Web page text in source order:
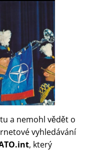
a nemohl vědět o
vyhledávání
, který